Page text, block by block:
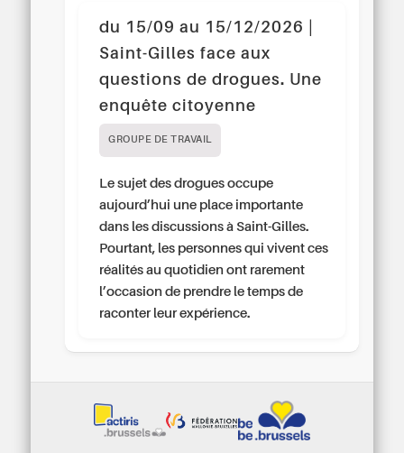
du 15/09 au 15/12/2026 |
Saint-Gilles face aux
questions de drogues. Une
enquête citoyenne
GROUPE DE TRAVAIL
Le sujet des drogues occupe
aujourd’hui une place importante
dans les discussions à Saint-Gilles.
Pourtant, les personnes qui vivent ces
réalités au quotidien ont rarement
l’occasion de prendre le temps de
raconter leur expérience.